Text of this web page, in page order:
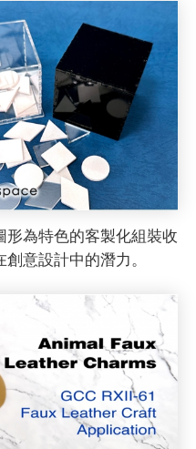
為特色的客製化組裝收
意設計中的潛力。